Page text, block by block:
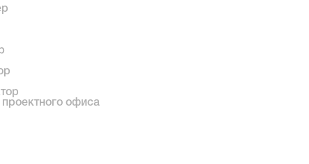
проектного офиса